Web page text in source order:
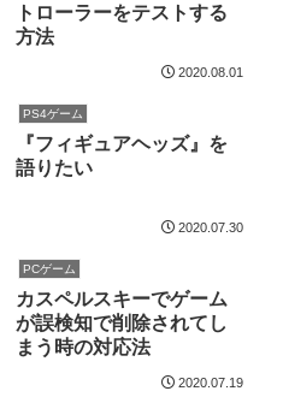
トローラーをテストする
方法
2020.08.01
PS4ゲーム
『フィギュアヘッズ』を
語りたい
2020.07.30
PCゲーム
カスペルスキーでゲーム
が誤検知で削除されてし
まう時の対応法
2020.07.19